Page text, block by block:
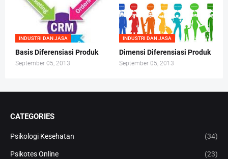
INDUSTRI DAN JASA
Basis Diferensiasi Produk
September 05, 2013
INDUSTRI DAN JASA
Dimensi Diferensiasi Produk
September 05, 2013
CATEGORIES
Psikologi Kesehatan (34)
Psikotes Online (23)